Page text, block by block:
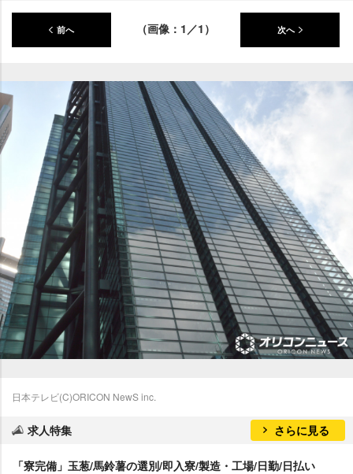
前へ （画像：1／1） 次へ
日本テレビ(C)ORICON NewS inc.
求人特集 さらに見る
「寮完備」玉葱/馬鈴薯の選別/即入寮/製造・工場/日勤/日払い